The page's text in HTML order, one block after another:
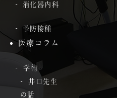
消化器内科
予防接種
医療コラム
学術
井口先生
の話